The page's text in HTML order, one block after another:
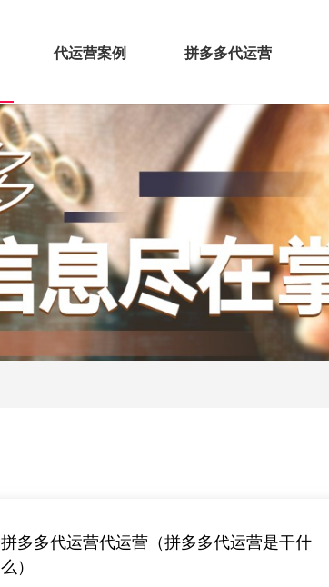
代运营案例 拼多多代运营
拼多多代运营代运营（拼多多代运营是干什
么）